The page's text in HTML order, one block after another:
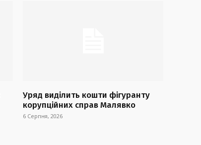
Уряд виділить кошти фігуранту
корупційних справ Малявко
6 Серпня, 2026